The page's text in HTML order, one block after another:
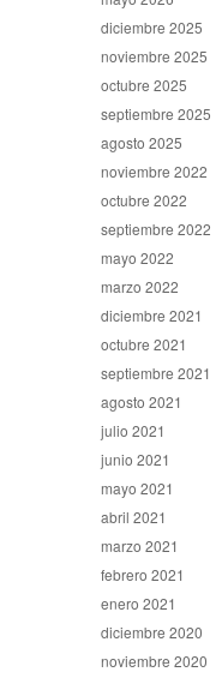
diciembre 2025
noviembre 2025
octubre 2025
septiembre 2025
agosto 2025
noviembre 2022
octubre 2022
septiembre 2022
mayo 2022
marzo 2022
diciembre 2021
octubre 2021
septiembre 2021
agosto 2021
julio 2021
junio 2021
mayo 2021
abril 2021
marzo 2021
febrero 2021
enero 2021
diciembre 2020
noviembre 2020